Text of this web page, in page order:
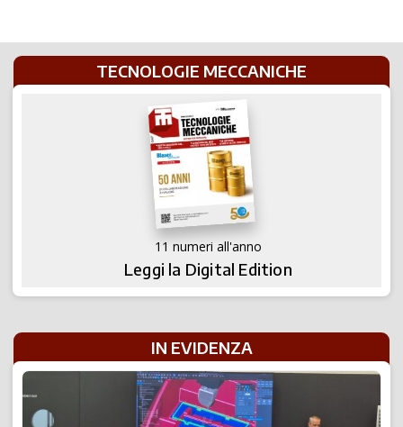
TECNOLOGIE MECCANICHE
11 numeri all'anno
Leggi la Digital Edition
IN EVIDENZA